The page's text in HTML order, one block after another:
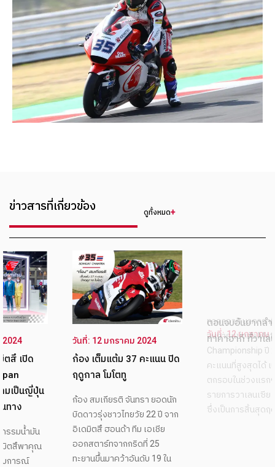
ข่าวสารที่เกี่ยวข้อง ดูทั้งหมด
วันที่: 12 มกราคม 2024
ก้อง เต็มแต้ม 37 คะแนน ปิด
ฤดูกาล โมโตทู
ก้อง สมเกียรติ จันทรา ยอดนัก
บิดดาวรุ่งชาวไทยวัย 22 ปี จาก
อิเดมิตสึ ฮอนด้า ทีม เอเชีย
ออกสตาร์ทจากกริดที่ 25
ทะยานขึ้นมาคว้าอันดับ 19 ใน
วันที่: 12 มกราคม 2024
ตอนจบอันยากลำบากสำหรับ
ทาคาอากิ ที่วาเลนเซีย
จบการแข่งขัน MotoGP World
Championship ปี 2021 ด้วย
คะแนนที่สูงสุดได้ เนื่องจากเขา
ตกรอบในช่วงแรกๆ ของ
รายการวาเลนเซีย กรังด์ปรีซ์